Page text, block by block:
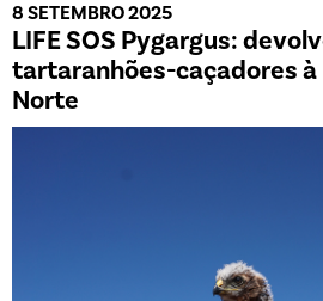
8 SETEMBRO 2025
LIFE SOS Pygargus:
tartaranhões-caçadores à
Norte